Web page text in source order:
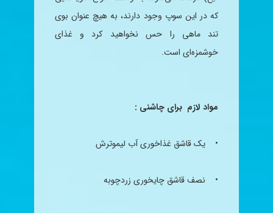
که در این سوپ وجود دارند، به هیچ عنوان بوی
تند ماهی را حس نخواهید کرد و غذای
خوشمزه‌ای است.
مواد لازم برای چاشنی :
• یک قاشق غذاخوری آب لیموترش
• نصف قاشق چایخوری زردچوبه